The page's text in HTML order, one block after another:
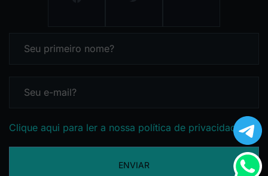
Clique aqui para ler a nossa política de privacidade
ENVIAR